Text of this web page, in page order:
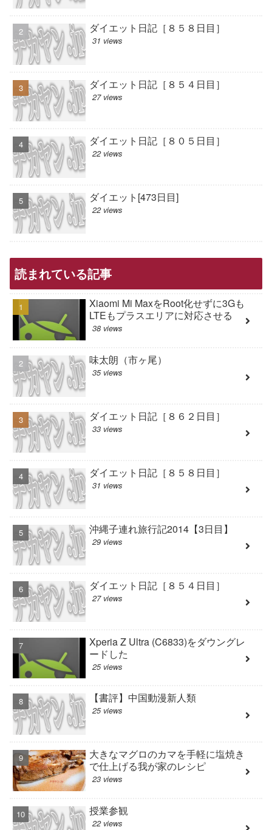
ダイエット日記［８５８日目］
31 views
ダイエット日記［８５４日目］
27 views
ダイエット日記［８０５日目］
22 views
ダイエット[473日目]
22 views
読まれている記事
Xiaomi Mi MaxをRoot化せずに3Gも
LTEもプラスエリアに対応させる
38 views
味太朗（市ヶ尾）
35 views
ダイエット日記［８６２日目］
33 views
ダイエット日記［８５８日目］
31 views
沖縄子連れ旅行記2014【3日目】
29 views
ダイエット日記［８５４日目］
27 views
Xperia Z Ultra (C6833)をダウングレ
ードした
25 views
【書評】中国動漫新人類
25 views
大きなマグロのカマを手軽に塩焼き
で仕上げる我が家のレシピ
23 views
授業参観
22 views